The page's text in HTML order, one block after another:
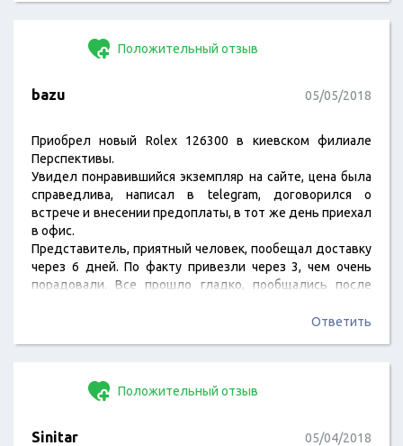
Положительный отзыв
bazu 05/05/2018
Приобрел новый Rolex 126300 в киевском филиале
Перспективы.
Увидел понравившийся экземпляр на сайте, цена была
справедлива, написал в telegram, договорился о
встрече и внесении предоплаты, в тот же день приехал
в офис.
Представитель, приятный человек, пообещал доставку
через 6 дней. По факту привезли через 3, чем очень
порадовали. Все прошло гладко, пообщались после
Ответить
Положительный отзыв
Sinitar 05/04/2018